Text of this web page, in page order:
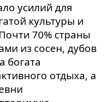
усилий для
культуры и
70% страны
из сосен, дубов
богата
отдыха, а